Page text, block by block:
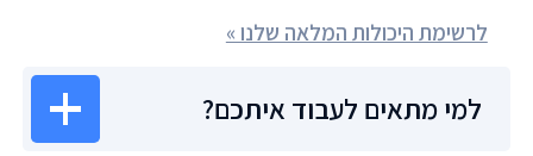
לרשימת היכולות המלאה שלנו »
למי מתאים לעבוד איתכם?